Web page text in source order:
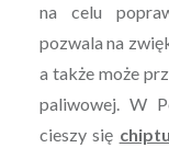
na celu
pozwala na
a także może
paliwowej. W
cieszy się